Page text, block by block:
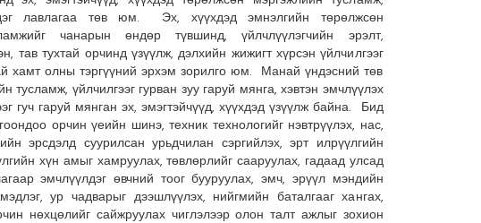
лавлагаа төв юм. Эх, хүүхдэд эмнэлгийн төрөлжсөн
чанарын өндөр түвшинд, үйлчлүүлэгчийн эрэлт,
тав тухтай орчинд үзүүлж, дэлхийн жижигт хүрсэн үйлчилгээг
хамт олны тэргүүний эрхэм зорилго юм. Манай үндэсний төв
тусламж, үйлчилгээг гурван зуу гаруй мянга, хэвтэн эмчлүүлэх
гуч гаруй мянган эх, эмэгтэйчүүд, хүүхдэд үзүүлж байна. Бид
орчин үеийн шинэ, техник технологийг нэвтрүүлэх, нас,
эрсдэлд суурилсан урьдчилан сэргийлэх, эрт илрүүлгийн
хүн амыг хамруулах, төвлөрлийг сааруулах, гадаад улсад
эмчлүүлдэг өвчний тоог бууруулах, эмч, эрүүл мэндийн
ур чадварыг дээшлүүлэх, нийгмийн баталгааг хангах,
нөхцөлийг сайжруулах чиглэлээр олон талт ажлыг зохион